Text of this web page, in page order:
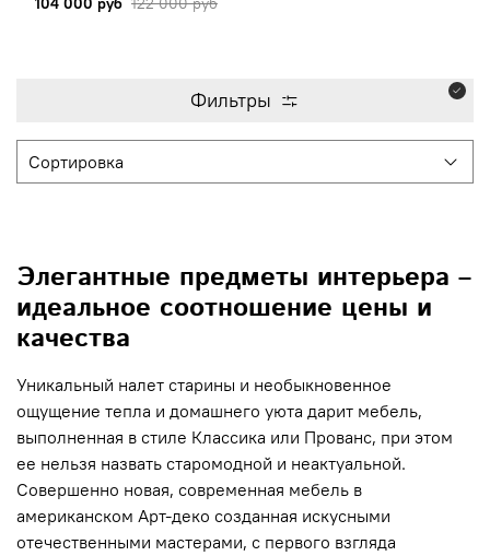
Фильтры
Элегантные предметы интерьера –
идеальное соотношение цены и
качества
Уникальный налет старины и необыкновенное
ощущение тепла и домашнего уюта дарит мебель,
выполненная в стиле Классика или Прованс, при этом
ее нельзя назвать старомодной и неактуальной.
Совершенно новая, современная мебель в
американском Арт-деко созданная искусными
отечественными мастерами, с первого взгляда